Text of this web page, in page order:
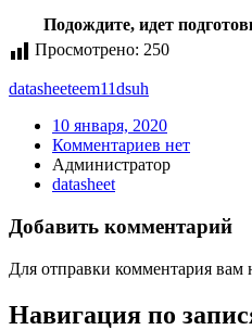
Подождите, идет
Просмотрено: 250
datasheeteem11dsuh
10 января, 2020
Комментариев нет
Администратор
datasheet
Добавить комментарий
Для отправки комментария вам
Навигация по